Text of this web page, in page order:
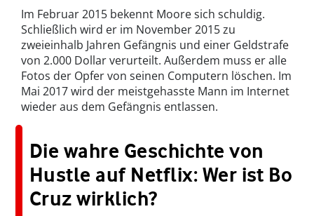
Im Februar 2015 bekennt Moore sich schuldig.
Schließlich wird er im November 2015 zu
zweieinhalb Jahren Gefängnis und einer Geldstrafe
von 2.000 Dollar verurteilt. Außerdem muss er alle
Fotos der Opfer von seinen Computern löschen. Im
Mai 2017 wird der meistgehasste Mann im Internet
wieder aus dem Gefängnis entlassen.
Die wahre Geschichte von
Hustle auf Netflix: Wer ist Bo
Cruz wirklich?